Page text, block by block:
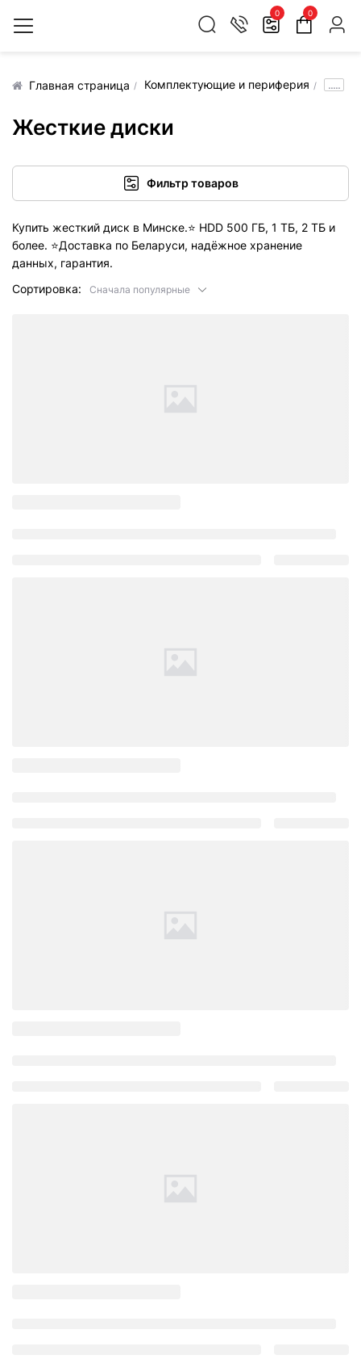
0 0
Главная страница Комплектующие и периферия .....
Жесткие диски
Фильтр товаров
Купить жесткий диск в Минске.⭐️ HDD 500 ГБ, 1 ТБ, 2 ТБ и
более. ⭐️Доставка по Беларуси, надёжное хранение
данных, гарантия.
Сортировка:
Сначала популярные